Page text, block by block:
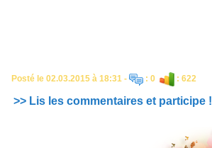
Posté le 02.03.2015 à 18:31 - : 0 : 622
>> Lis les commentaires et participe !